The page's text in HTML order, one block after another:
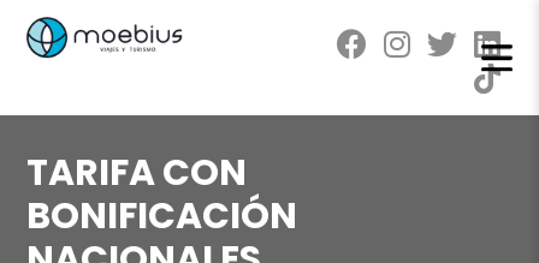
TARIFA CON
BONIFICACIÓN